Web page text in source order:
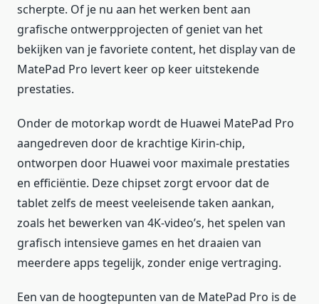
scherpte. Of je nu aan het werken bent aan
grafische ontwerpprojecten of geniet van het
bekijken van je favoriete content, het display van de
MatePad Pro levert keer op keer uitstekende
prestaties.
Onder de motorkap wordt de Huawei MatePad Pro
aangedreven door de krachtige Kirin-chip,
ontworpen door Huawei voor maximale prestaties
en efficiëntie. Deze chipset zorgt ervoor dat de
tablet zelfs de meest veeleisende taken aankan,
zoals het bewerken van 4K-video’s, het spelen van
grafisch intensieve games en het draaien van
meerdere apps tegelijk, zonder enige vertraging.
Een van de hoogtepunten van de MatePad Pro is de